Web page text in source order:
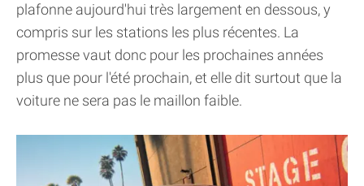
plafonne aujourd'hui très largement en dessous, y
compris sur les stations les plus récentes. La
promesse vaut donc pour les prochaines années
plus que pour l'été prochain, et elle dit surtout que la
voiture ne sera pas le maillon faible.